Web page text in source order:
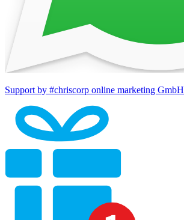
Support by #chriscorp online marketing GmbH